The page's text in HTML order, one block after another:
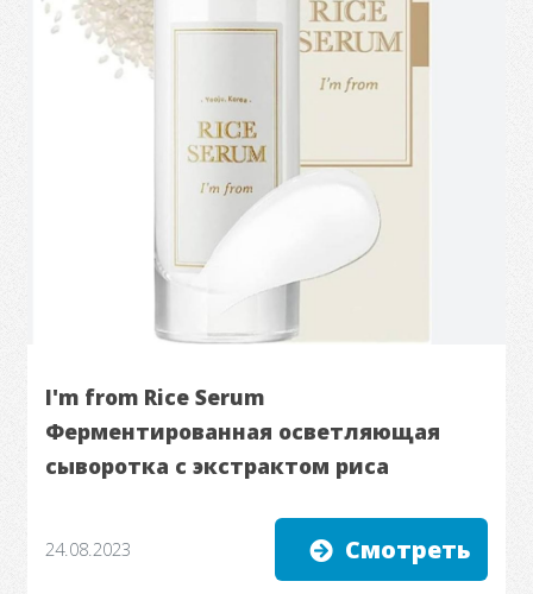
I'm from Rice Serum
Ферментированная осветляющая
сыворотка с экстрактом риса
24.08.2023 Смотреть